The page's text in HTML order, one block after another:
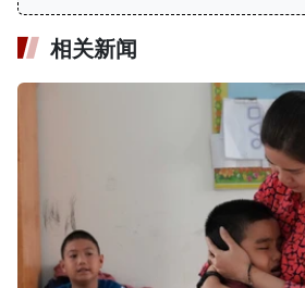
相关新闻